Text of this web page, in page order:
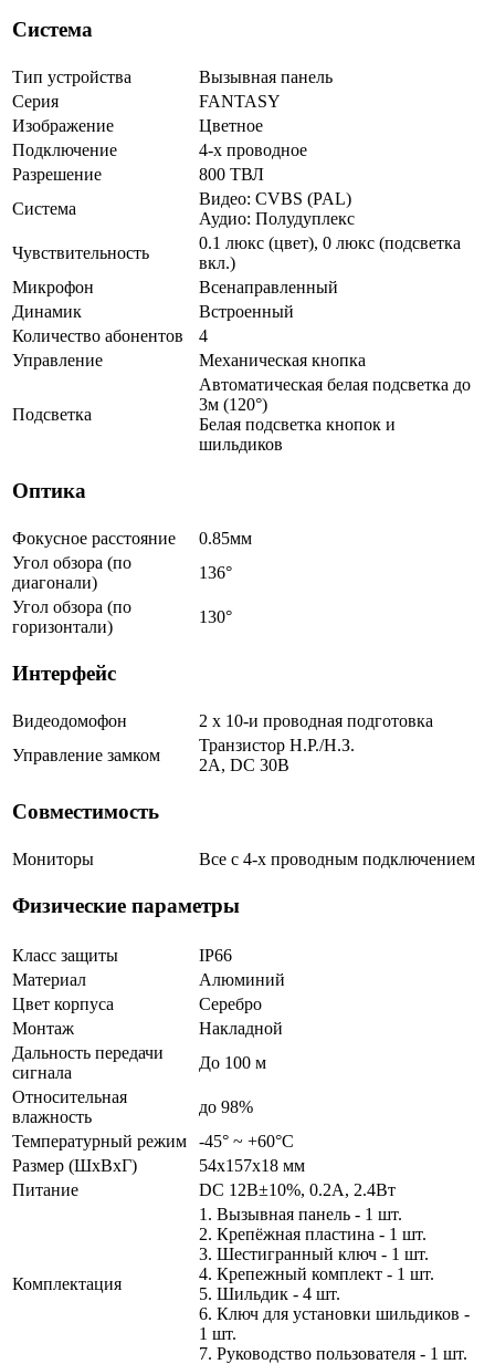
Система
Тип устройства
Вызывная панель
Серия
FANTASY
Изображение
Цветное
Подключение
4-х проводное
Разрешение
800 ТВЛ
Система
Видео: CVBS (PAL)
Аудио: Полудуплекс
Чувствительность
0.1 люкс (цвет), 0 люкс (подсветка
вкл.)
Микрофон
Всенаправленный
Динамик
Встроенный
Количество абонентов
4
Управление
Механическая кнопка
Подсветка
Автоматическая белая подсветка до
3м (120°)
Белая подсветка кнопок и
шильдиков
Оптика
Фокусное расстояние
0.85мм
Угол обзора (по
диагонали)
136°
Угол обзора (по
горизонтали)
130°
Интерфейс
Видеодомофон
2 x 10-и проводная подготовка
Управление замком
Транзистор Н.Р./Н.З.
2A, DC 30В
Совместимость
Мониторы Все с 4-х проводным подключением
Физические параметры
Класс защиты
IP66
Материал
Алюминий
Цвет корпуса
Серебро
Монтаж
Накладной
Дальность передачи
сигнала
До 100 м
Относительная
влажность
до 98%
Температурный режим
-45° ~ +60°С
Размер (ШxВxГ)
54x157x18 мм
Питание
DC 12В±10%, 0.2А, 2.4Вт
Комплектация
1. Вызывная панель - 1 шт.
2. Крепёжная пластина - 1 шт.
3. Шестигранный ключ - 1 шт.
4. Крепежный комплект - 1 шт.
5. Шильдик - 4 шт.
6. Ключ для установки шильдиков -
1 шт.
7. Руководство пользователя - 1 шт.